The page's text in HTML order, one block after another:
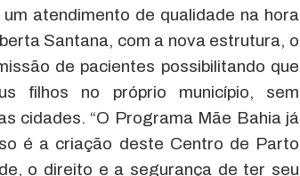
atendimento de qualidade na hora
Santana, com a nova estrutura, o
de pacientes possibilitando que
filhos no próprio município, sem
cidades. “O Programa Mãe Bahia já
é a criação deste Centro de Parto
o direito e a segurança de ter seu